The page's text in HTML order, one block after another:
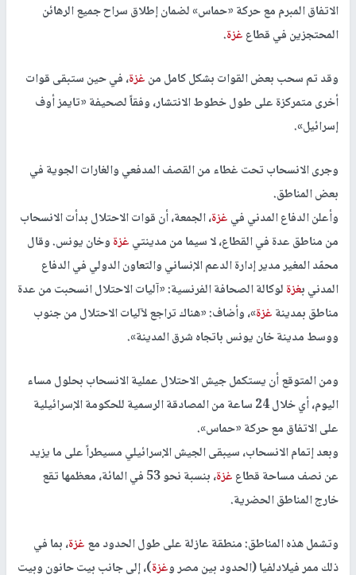
الاتفاق المبرم مع حركة «حماس» لضمان إطلاق سراح جميع الرهائن
المحتجزين في قطاعغزة.
وقد تم سحب بعض القوات بشكل كامل منغزة، في حين ستبقى قوات
أخرى متمركزة على طول خطوط الانتشار، وفقاً لصحيفة «تايمز أوف
إسرائيل».
وجرى الانسحاب تحت غطاء من القصف المدفعي والغارات الجوية في
بعض المناطق.
وأعلن الدفاع المدني فيغزة، الجمعة، أن قوات الاحتلال بدأت الانسحاب
من مناطق عدة في القطاع، لا سيما من مدينتيغزةوخان يونس. وقال
محمّد المغير مدير إدارة الدعم الإنساني والتعاون الدولي في الدفاع
المدني بغزةلوكالة الصحافة الفرنسية: «آليات الاحتلال انسحبت من عدة
مناطق بمدينةغزة»، وأضاف: «هناك تراجع لآليات الاحتلال من جنوب
ووسط مدينة خان يونس باتجاه شرق المدينة».
ومن المتوقع أن يستكمل جيش الاحتلال عملية الانسحاب بحلول مساء
اليوم، أي خلال 24 ساعة من المصادقة الرسمية للحكومة الإسرائيلية
على الاتفاق مع حركة «حماس».
وبعد إتمام الانسحاب، سيبقى الجيش الإسرائيلي مسيطراً على ما يزيد
عن نصف مساحة قطاعغزة
، بنسبة نحو 53 في المائة، معظمها تقع
خارج المناطق الحضرية.
وتشمل هذه المناطق: منطقة عازلة على طول الحدود معغزة، بما في
ذلك ممر فيلادلفيا (الحدود بين مصر وغزة)، إلى جانب بيت حانون وبيت